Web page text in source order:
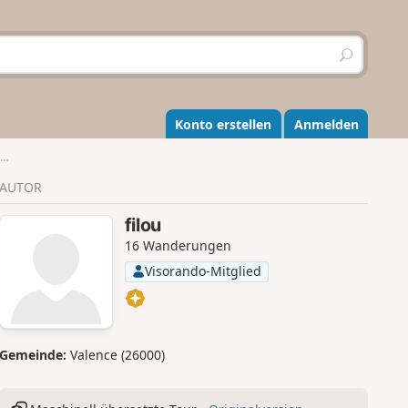
S
u
h
e
n
Konto erstellen Anmelden
AUTOR
filou
16 Wanderungen
Visorando-Mitglied
Gemeinde: Valence (26000)